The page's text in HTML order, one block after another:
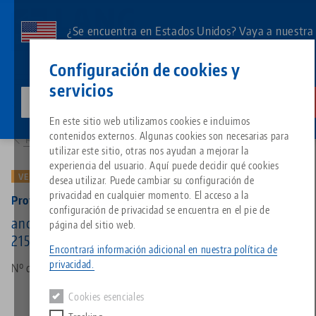
Configuración de cookies y
servicios
En este sitio web utilizamos cookies e incluimos
contenidos externos. Algunas cookies son necesarias para
utilizar este sitio, otras nos ayudan a mejorar la
experiencia del usuario. Aquí puede decidir qué cookies
desea utilizar. Puede cambiar su configuración de
privacidad en cualquier momento. El acceso a la
configuración de privacidad se encuentra en el pie de
página del sitio web.
Encontrará información adicional en nuestra política de
privacidad.
Cookies esenciales
contenido
¿Se encuentra en Estados Unidos? Vaya a nuestra
de su país.
Todo de una sola fuente
Sistema de sujeción de punto
Portapiezas
Grupo de
Tipos de productos
Resumen de productos
Acerca de LANG
Filosofía
Innovaciones
Descargas
FAQ
Solicitud de catálogo
Blog
Noticias
Eventos
Productos correspondientes
Lo sentimos. No hemos podido encontrar ningún resultado.
Ir a la página del producto
Servicios
Search
Descargas
Breadcrumb
Resumen de productos
VERSIÓN ANTIGUA
Profilo 77, Mandíbula central + husillo
ancho de mandíbula 77 mm, longitud del husillo
215 mm (versión antigua)
Nº de artículo 49120-TG